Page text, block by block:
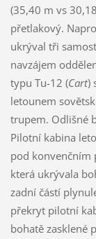
(35,40 m vs
přetlakový.
ukrýval tři
navzájem
typu Tu-12 (Cart)
letounem
trupem. Odlišné
Pilotní kabina
pod konvenčním
která ukrývala
zadní částí
překryt pilotní
bohatě zasklené